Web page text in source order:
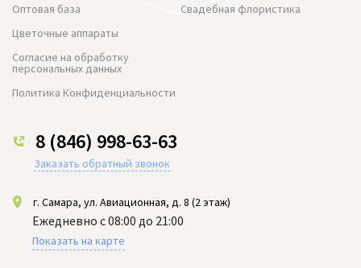
Оптовая база
Цветочные аппараты
Согласие на обработку
персональных данных
Политика Конфиденциальности
Свадебная флористика
8 (846) 998-63-63
Заказать обратный звонок
г. Самара, ул. Авиационная, д. 8 (2 этаж)
Ежедневно с 08:00 до 21:00
Показать на карте